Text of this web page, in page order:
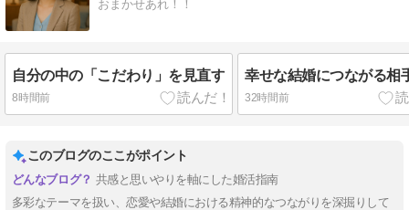
おまかせあれ！！
自分の中の「こだわり」を見直す
8時間前
幸せな結婚につながる相
32時間前
このブログのここがポイント
共感と思いやりを軸にした婚活指南
多彩なテーマを扱い、恋愛や結婚における精神的なつながりを深掘りして